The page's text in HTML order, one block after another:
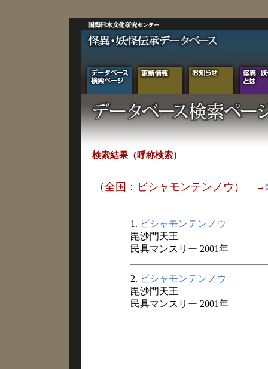
検索結果（呼称検索）
（全国：ビシャモンテンノウ） →
1. ビシャモンテンノウ
毘沙門天王
民具マンスリー 2001年
2. ビシャモンテンノウ
毘沙門天王
民具マンスリー 2001年